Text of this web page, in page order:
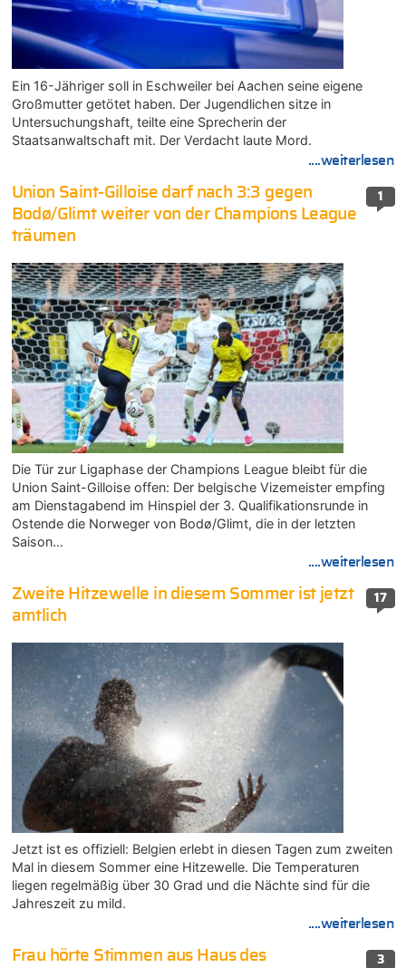
Ein 16-Jähriger soll in Eschweiler bei Aachen seine eigene
Großmutter getötet haben. Der Jugendlichen sitze in
Untersuchungshaft, teilte eine Sprecherin der
Staatsanwaltschaft mit. Der Verdacht laute Mord.
....weiterlesen
1
Union Saint-Gilloise darf nach 3:3 gegen
Bodø/Glimt weiter von der Champions League
träumen
Die Tür zur Ligaphase der Champions League bleibt für die
Union Saint-Gilloise offen: Der belgische Vizemeister empfing
am Dienstagabend im Hinspiel der 3. Qualifikationsrunde in
Ostende die Norweger von Bodø/Glimt, die in der letzten
Saison…
....weiterlesen
17
Zweite Hitzewelle in diesem Sommer ist jetzt
amtlich
Jetzt ist es offiziell: Belgien erlebt in diesen Tagen zum zweiten
Mal in diesem Sommer eine Hitzewelle. Die Temperaturen
liegen regelmäßig über 30 Grad und die Nächte sind für die
Jahreszeit zu mild.
....weiterlesen
3
Frau hörte Stimmen aus Haus des